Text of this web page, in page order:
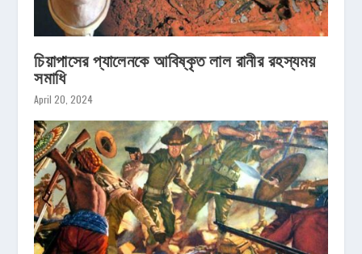
চিয়াপাসের প্যালেনকে আবিষ্কৃত লাল রানীর রহস্যময়
সমাধি
April 20, 2024